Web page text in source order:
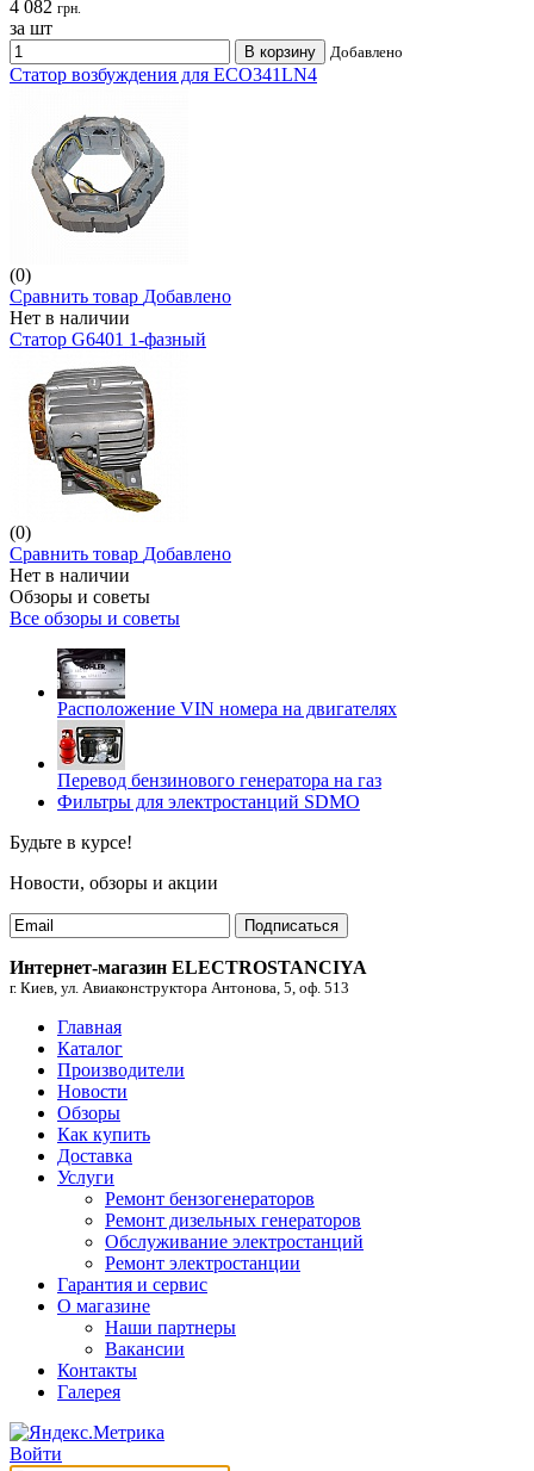
4 082 грн.
за шт
В корзину Добавлено
Статор возбуждения для ECO341LN4
(0)
Сравнить товар Добавлено
Нет в наличии
Статор G6401 1-фазный
(0)
Сравнить товар Добавлено
Нет в наличии
Обзоры и советы
Все обзоры и советы
Расположение VIN номера на двигателях
Перевод бензинового генератора на газ
Фильтры для электростанций SDMO
Будьте в курсе!
Новости, обзоры и акции
Подписаться
Интернет-магазин ELECTROSTANCIYA
г. Киев, ул. Авиаконструктора Антонова, 5, оф. 513
Главная
Каталог
Производители
Новости
Обзоры
Как купить
Доставка
Услуги
Ремонт бензогенераторов
Ремонт дизельных генераторов
Обслуживание электростанций
Ремонт электростанции
Гарантия и сервис
О магазине
Наши партнеры
Вакансии
Контакты
Галерея
Войти